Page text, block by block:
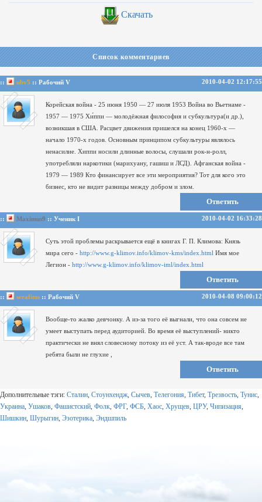
Скачать
Список комментариев
:: nbv5 :: Рабочий V 2010-04-02 12:17:55
Корейская война - 25 июня 1950 — 27 июля 1953Война во Вьетнаме -
1957 — 1975Хи́ппи — молодёжная философия и субкультура(и др.),
возникшая в США. Расцвет движения пришелся на конец 1960-х —
начало 1970-х годов.Основным принципом субкультуры являлось
ненасилие. Хиппи носили длинные волосы, слушали рок-н-ролл,
употребляли наркотики (марихуану, гашиш и ЛСД).Афганская война -
1979 — 1989Кто финансирует все эти мероприятия?Тот для кого это
бизнес, кто не видит разницы между добром и злом.
Ответить
:: Maximus9 :: Ученик I 2010-04-02 16:33:28
Суть этой проблемы раскрывается ещё в книгах Г. П. Климова:Князь
мира сего -http://www.g-klimov.info/klimov-kms/index.html Имя мое
Легион -http://www.g-klimov.info/klimov-iml/index.html
Ответить
:: serafims :: Рабочий V 2010-04-08 09:00:12
Вообще-то жалко девчонку.А из-за того её выгнали, что она совсем не
умеет выступать перед аудиторией.Во время её выступлений- никто
практически не внял словесному потоку из её уст.А так-вроде все там
ребята были не глухие ,
Ответить
Дополнительные тэги: Сталин, Стоунхендж, Сычев, Телегония, Тибет, Трезвость, Тунис,
Украина, Ушаков, Фашистский, Фолк, ФРГ, ФСБ, Хаос, Хрущев, ЦРУ, Чипизация,
Шишкин, Шурыгин, Эзотерика, Эндшпиль